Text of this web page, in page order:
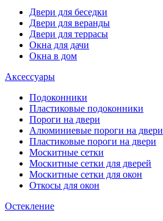
Двери для беседки
Двери для веранды
Двери для террасы
Окна для дачи
Окна в дом
Аксессуары
Подоконники
Пластиковые подоконники
Пороги на двери
Алюминиевые пороги на двери
Пластиковые пороги на двери
Москитные сетки
Москитные сетки для дверей
Москитные сетки для окон
Откосы для окон
Остекление